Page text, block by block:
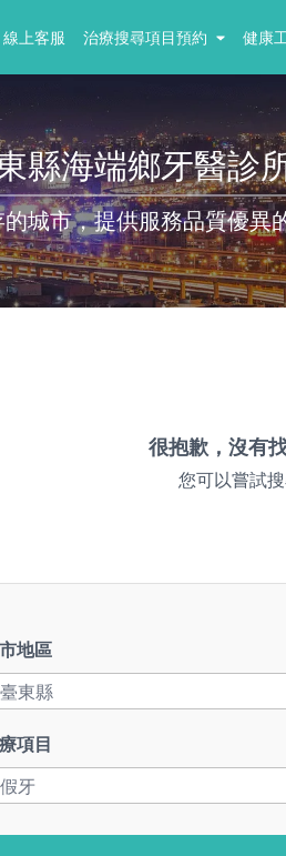
線上客服 治療搜尋項目預約 健康
縣海端鄉牙醫診
城市，提供服務品質優異
很抱歉，沒有
您可以嘗試
地區
項目